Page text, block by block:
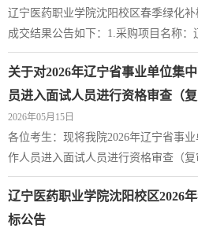
辽宁医药职业学院沈阳校区春季绿化
成交结果公告如下：1.采购项目名称
季绿化补植项目2.辽宁医药职业学院
会议于2026年5月18日在辽宁医药职业
结束，采购人参照《中华人民共和国
本次采购谈判小组的评审报告确定成交
疑义，请在质疑期内以真实姓名和单位
关于对2026年辽宁省事业单位集
员进入面试人员进行资格审查（
2026年05月15日
各位考生：现将我院2026年辽宁省事
作人员进入面试人员进行资格审查（复
一、根据辽宁人事考试网公布的省直
复审）人员名单，我院2026年辽宁省
工作人员各岗位按照招聘计划与进入资
辽宁医药职业学院沈阳校区2026
标公告